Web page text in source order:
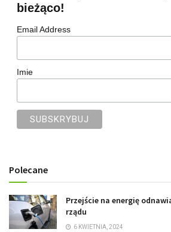
bieżąco!
Email Address
Imie
Polecane
Przejście na energię
rządu
6 KWIETNIA, 2024